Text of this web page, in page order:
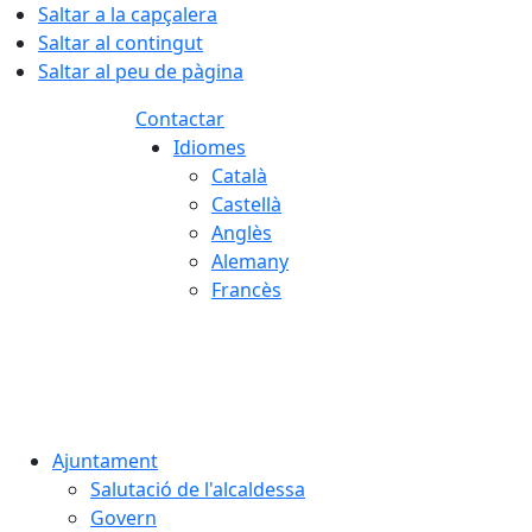
Saltar a la capçalera
Saltar al contingut
Saltar al peu de pàgina
Contactar
Idiomes
Català
Castellà
Anglès
Alemany
Francès
Ajuntament
Salutació de l'alcaldessa
Govern